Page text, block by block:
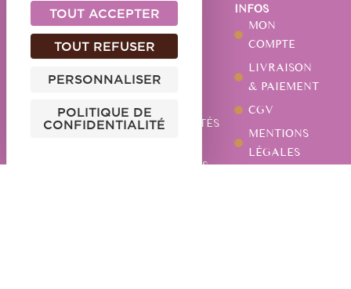
NOS
DOUCEURS
GUIMAUVES
CARAMELS
CHOCOLATS
PÂTES DE
FRUITS
NOTRE
MAISON
NOTRE
HISTOIRE
NOTRE
ACTUALITÉS
MAGASINS
INFOS
MON
COMPTE
LIVRAISON
& PAIEMENT
CGV
MENTIONS
LÉGALES
TOUT ACCEPTER
TOUT REFUSER
PERSONNALISER
POLITIQUE DE
CONFIDENTIALITÉ